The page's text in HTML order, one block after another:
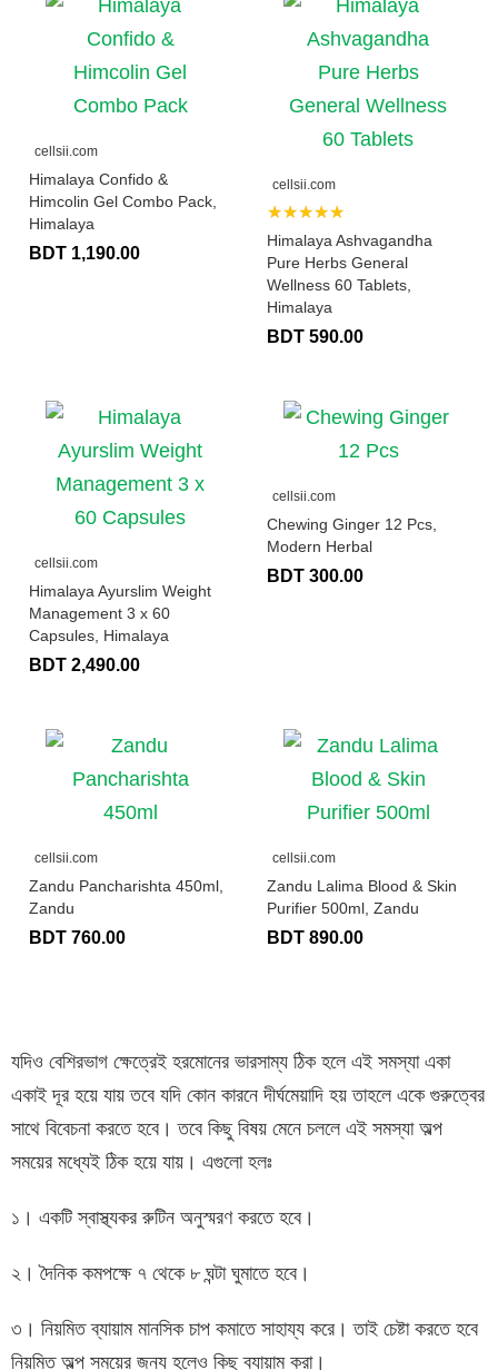
cellsii.com
Himalaya Confido &
Himcolin Gel Combo Pack,
Himalaya
BDT 1,190.00
cellsii.com
★★★★★
Himalaya Ashvagandha
Pure Herbs General
Wellness 60 Tablets,
Himalaya
BDT 590.00
cellsii.com
Himalaya Ayurslim Weight
Management 3 x 60
Capsules, Himalaya
BDT 2,490.00
cellsii.com
Chewing Ginger 12 Pcs,
Modern Herbal
BDT 300.00
cellsii.com
Zandu Pancharishta 450ml,
Zandu
BDT 760.00
cellsii.com
Zandu Lalima Blood & Skin
Purifier 500ml, Zandu
BDT 890.00
যদিও বেশিরভাগ ক্ষেত্রেই হরমোনের ভারসাম্য ঠিক হলে এই সমস্যা একা
একাই দূর হয়ে যায় তবে যদি কোন কারনে দীর্ঘমেয়াদি হয় তাহলে একে গুরুত্বের
সাথে বিবেচনা করতে হবে। তবে কিছু বিষয় মেনে চললে এই সমস্যা অল্প
সময়ের মধ্যেই ঠিক হয়ে যায়। এগুলো হলঃ
১। একটি স্বাস্থ্যকর রুটিন অনুস্মরণ করতে হবে।
২। দৈনিক কমপক্ষে ৭ থেকে ৮ ঘন্টা ঘুমাতে হবে।
৩। নিয়মিত ব্যায়াম মানসিক চাপ কমাতে সাহায্য করে। তাই চেষ্টা করতে হবে
নিয়মিত অল্প সময়ের জন্য হলেও কিছু ব্যায়াম করা।